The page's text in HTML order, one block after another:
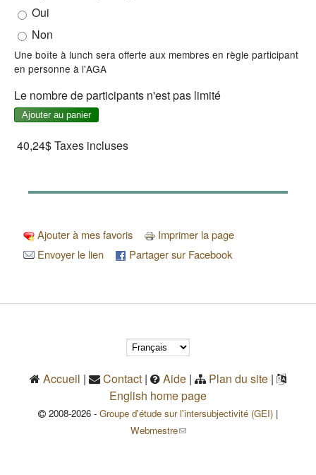
Oui
Non
Une boîte à lunch sera offerte aux membres en règle participant
en personne à l'AGA
Le nombre de participants n'est pas limité
40,24$Taxes incluses
Ajouter à mes favoris
Imprimer la page
Envoyer le lien
Partager sur Facebook
Accueil | Contact | Aide | Plan du site |
English home page
2008-2026 - Groupe d'étude sur l'intersubjectivité (GEI) |
Webmestre(le lien envoie un courriel)